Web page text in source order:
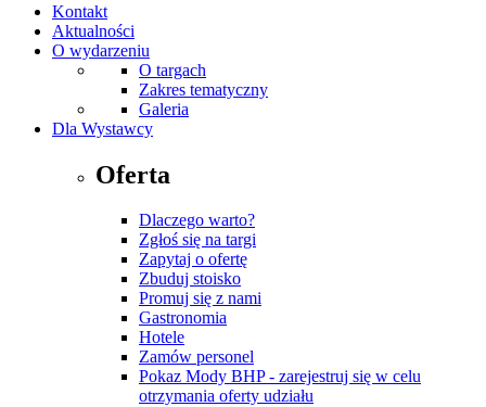
Kontakt
Aktualności
O wydarzeniu
O targach
Zakres tematyczny
Galeria
Dla Wystawcy
Oferta
Dlaczego warto?
Zgłoś się na targi
Zapytaj o ofertę
Zbuduj stoisko
Promuj się z nami
Gastronomia
Hotele
Zamów personel
Pokaz Mody BHP - zarejestruj się w celu
otrzymania oferty udziału